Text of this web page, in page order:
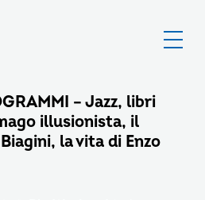
– Jazz, libri
illusionista, il
la vita di Enzo